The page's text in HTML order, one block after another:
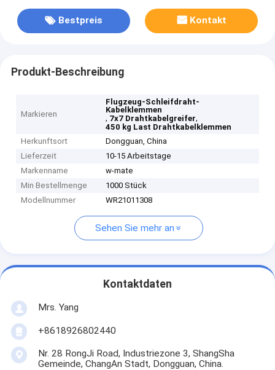
Bestpreis Kontakt
Produkt-Beschreibung
Markieren
Flugzeug-Schleifdraht-
Kabelklemmen
, 7x7 Drahtkabelgreifer,
450 kg Last Drahtkabelklemmen
Herkunftsort
Dongguan, China
Lieferzeit
10-15 Arbeitstage
Markenname
w-mate
Min Bestellmenge
1000 Stück
Modellnummer
WR21011308
Sehen Sie mehr an
Kontaktdaten
Mrs. Yang
+8618926802440
Nr. 28 RongJi Road, Industriezone 3, ShangSha
Gemeinde, ChangAn Stadt, Dongguan, China.